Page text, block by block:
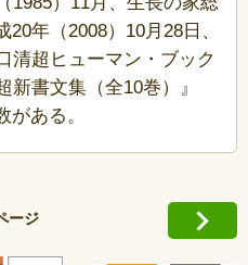
年（2008）10月28日、
清超ヒューマン・ブック
新書文集（全10巻）』
がある。
ージ